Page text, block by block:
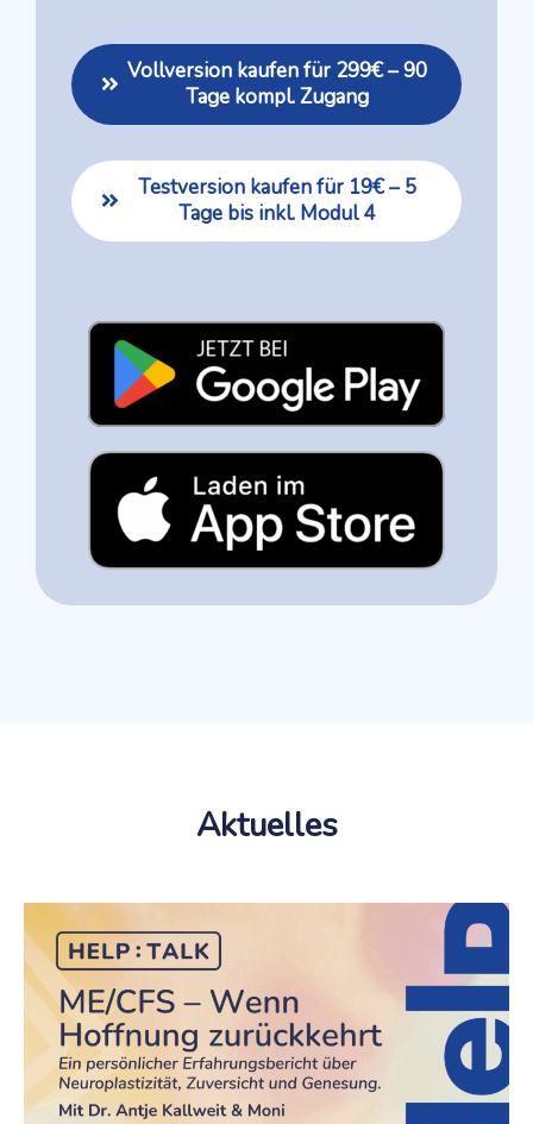
Vollversion kaufen für 299€ – 90
Tage kompl. Zugang
Testversion kaufen für 19€ – 5
Tage bis inkl. Modul 4
Aktuelles